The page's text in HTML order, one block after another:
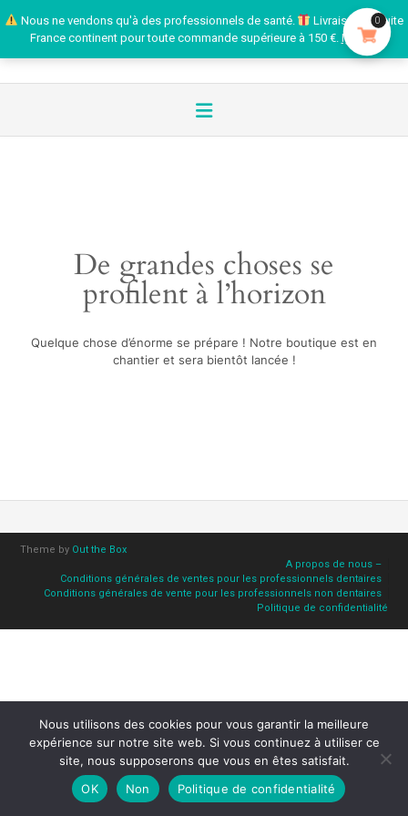
Nous ne vendons qu'à des professionnels de santé.
Livraison gratuite
France continent pour toute commande supérieure à 150 €. Ignorer
De grandes choses se
profilent à l’horizon
Quelque chose d’énorme se prépare ! Notre boutique est en
chantier et sera bientôt lancée !
Theme by Out the Box
A propos de nous –
Conditions générales de ventes pour les professionnels dentaires
Conditions générales de vente pour les professionnels non dentaires
Politique de confidentialité
0
Nous utilisons des cookies pour vous garantir la meilleure
expérience sur notre site web. Si vous continuez à utiliser ce
site, nous supposerons que vous en êtes satisfait.
OK
Non Politique de confidentialité